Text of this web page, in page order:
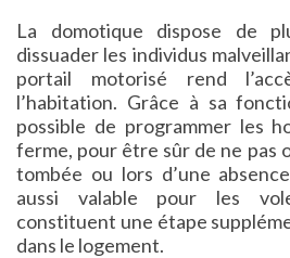
La domotique dispose de
dissuader les individus
portail motorisé rend
l’habitation. Grâce à sa
possible de programmer les
ferme, pour être sûr de ne pas
tombée ou lors d’une
aussi valable pour les
constituent une étape
dans le logement.